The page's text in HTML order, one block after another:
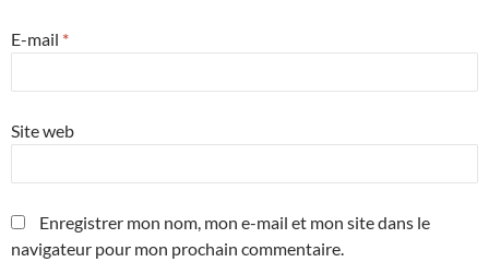
E-mail *
Site web
Enregistrer mon nom, mon e-mail et mon site dans le
navigateur pour mon prochain commentaire.